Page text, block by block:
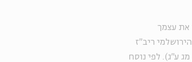
את עצמך
ריב"ז
ע"ג). לפי נוסח